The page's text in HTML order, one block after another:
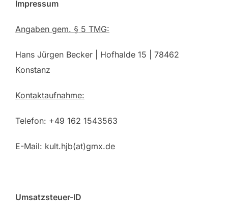
Impressum
Angaben gem. § 5 TMG:
Hans Jürgen Becker | Hofhalde 15 | 78462
Konstanz
Kontaktaufnahme:
Telefon: +49 162 1543563
E-Mail: kult.hjb(at)gmx.de
Umsatzsteuer-ID